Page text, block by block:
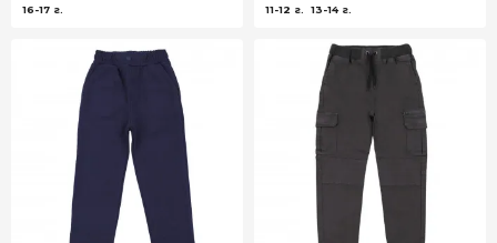
16-17 г.
11-12 г.
13-14 г.